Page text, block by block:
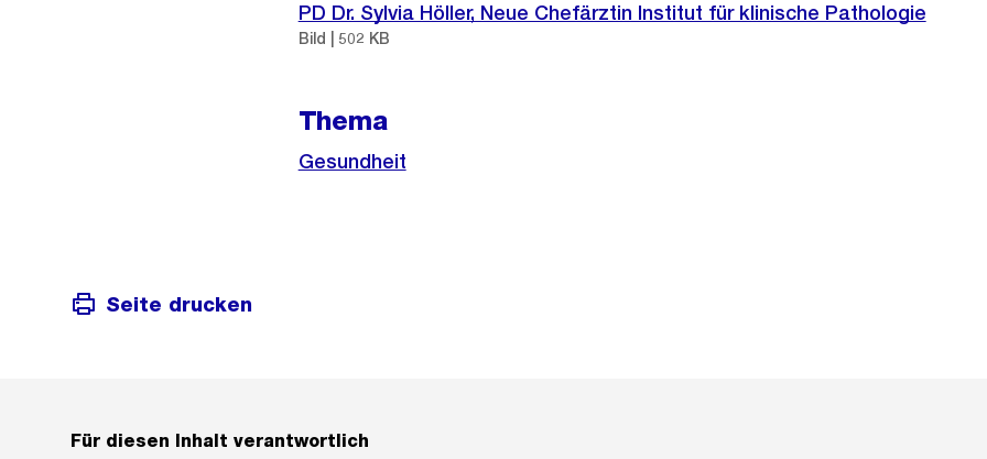
PD Dr. Sylvia Höller, Neue Chefärztin Institut für klinische Pathologie
Bild | 502 KB
Thema
Gesundheit
Seite drucken
Für diesen Inhalt verantwortlich